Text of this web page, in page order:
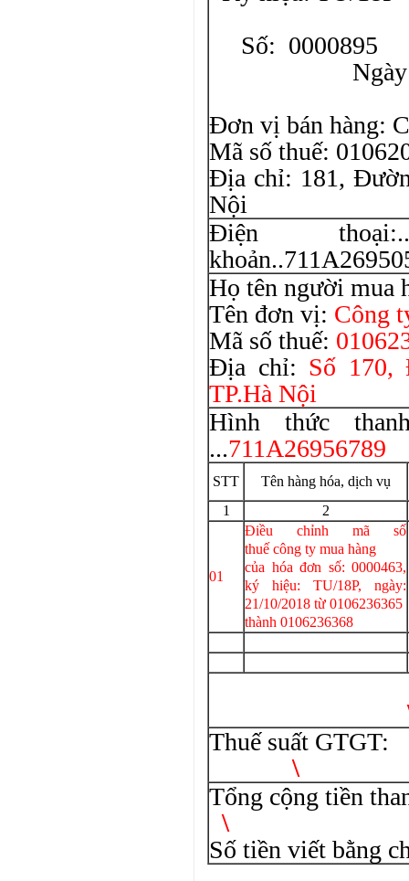
Số: 0000895
Đơn vị bán hàng:
Mã số thuế:
Địa chỉ: 181,
Nội
Điện
Họ tên người mua
Tên đơn vị: Công
Mã số thuế:
Địa chỉ: Số 170,
TP.Hà Nội
Hình thức
...711A26956789
STT
Tên hàng hóa, dịch vụ
1
2
01
Điều chỉnh mã số
thuế công ty mua hàng
của hóa đơn số: 0000463,
ký hiệu: TU/18P, ngày:
21/10/2018 từ 0106236365
thành 0106236368
Thuế suất
\
Tổng
\
Số tiền viết bằng